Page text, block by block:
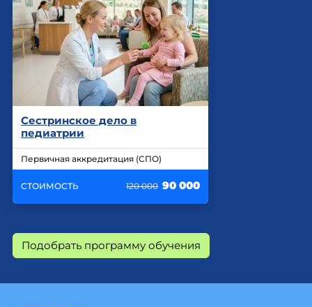
Сестринское дело в
педиатрии
Первичная аккредитация (СПО)
СТОИМОСТЬ 120 000 90 000
Подобрать программу обучения